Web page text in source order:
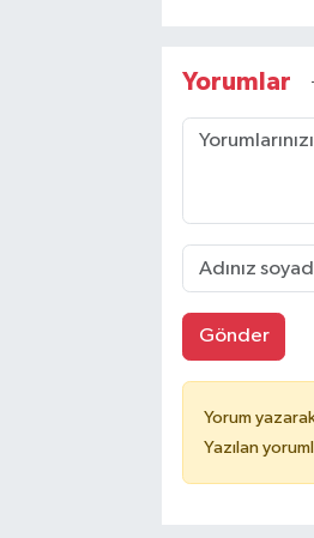
Yorumlar
Gönder
Yorum
Yazılan